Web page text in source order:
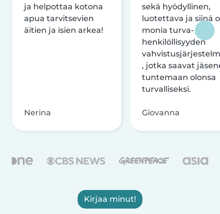
ja helpottaa kotona
apua tarvitsevien
äitien ja isien arkea!
Nerina
sekä hyödyllinen,
luotettava ja siinä
monia turva- ja
henkilöllisyyden
, jotka saavat
tuntemaan olonsa
turvalliseksi.
Giovanna
Kirjaa minut!